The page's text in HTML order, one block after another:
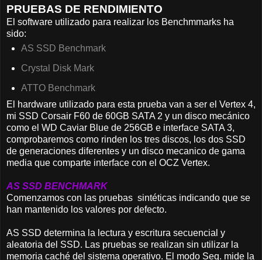
PRUEBAS DE RENDIMIENTO
El software utilizado para realizar los Benchmmarks ha
sido:
AS SSD Benchmark
Crystal Disk Mark
ATTO Benchmark
El hardware utilizado para esta prueba van a ser el Vertex 4,
mi SSD Corsair F60 de 60GB SATA 2 y un disco mecánico
como el WD Caviar Blue de 256GB e interface SATA 3,
comprobaremos como rinden los tres discos, los dos SSD
de generaciones diferentes y un disco mecanico de gama
media que comparte interface con el OCZ Vertex.
AS SSD BENCHMARK
Comenzamos con las pruebas sintéticas indicando que se
han mantenido los valores por defecto.
AS SSD determina la lectura y escritura secuencial y
aleatoria del SSD. Las pruebas se realizan sin utilizar la
memoria caché del sistema operativo. El modo Seq. mide la